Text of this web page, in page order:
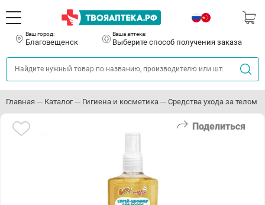
Ваш город:
Благовещенск
Ваша аптека:
Выберите способ получения заказа
Главная Каталог Гигиена и косметика Средства ухода за телом
Поделиться